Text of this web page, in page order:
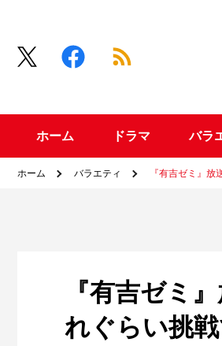
ホーム ドラマ バラ
ホーム バラエティ 『有吉ゼミ』
『有吉ゼミ
れぐらい挑